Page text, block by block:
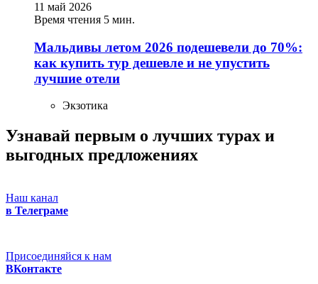
11 май 2026
Время чтения 5 мин.
Мальдивы летом 2026 подешевели до 70%:
как купить тур дешевле и не упустить
лучшие отели
Экзотика
Узнавай первым о лучших турах и
выгодных предложениях
Наш канал
в Телеграме
Присоединяйся к нам
ВКонтакте